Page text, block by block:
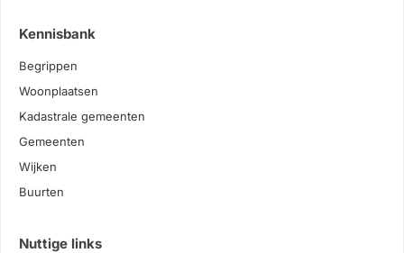
Kennisbank
Begrippen
Woonplaatsen
Kadastrale gemeenten
Gemeenten
Wijken
Buurten
Nuttige links